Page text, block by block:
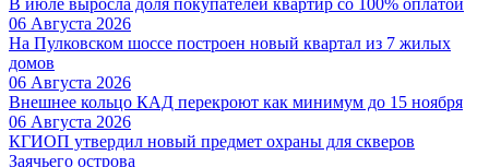
06 Августа 2026
На Пулковском шоссе построен новый квартал из 7 жилых
домов
06 Августа 2026
Внешнее кольцо КАД перекроют как минимум до 15 ноября
06 Августа 2026
КГИОП утвердил новый предмет охраны для скверов
Заячьего острова